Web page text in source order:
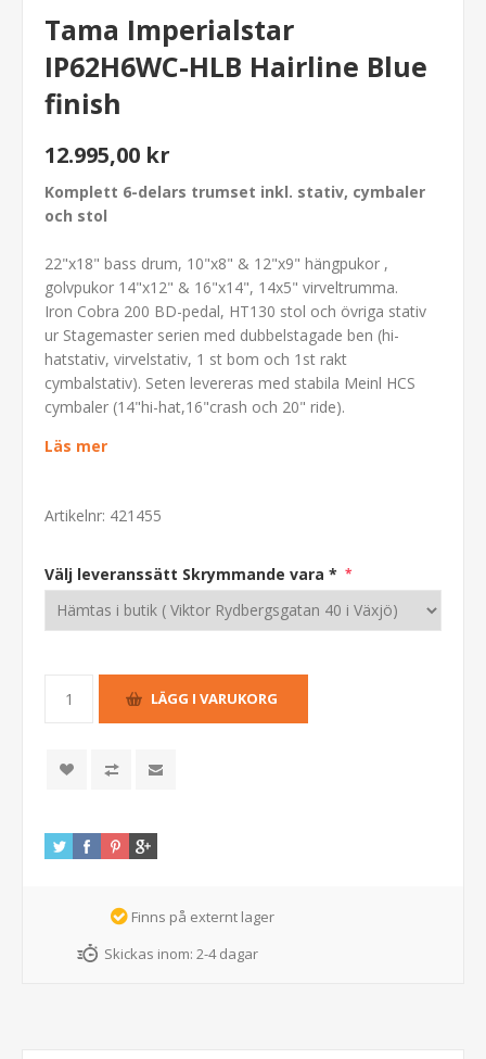
Tama Imperialstar
IP62H6WC-HLB Hairline Blue
finish
12.995,00 kr
Komplett 6-delars trumset inkl. stativ, cymbaler
och stol
22"x18" bass drum, 10"x8" & 12"x9" hängpukor ,
golvpukor 14"x12" & 16"x14", 14x5" virveltrumma.
Iron Cobra 200 BD-pedal, HT130 stol och övriga stativ
ur Stagemaster serien med dubbelstagade ben (hi-
hatstativ, virvelstativ, 1 st bom och 1st rakt
cymbalstativ). Seten levereras med stabila Meinl HCS
cymbaler (14"hi-hat,16"crash och 20" ride).
Läs mer
Artikelnr: 421455
Välj leveranssätt Skrymmande vara * *
Finns på externt lager
Skickas inom: 2-4 dagar